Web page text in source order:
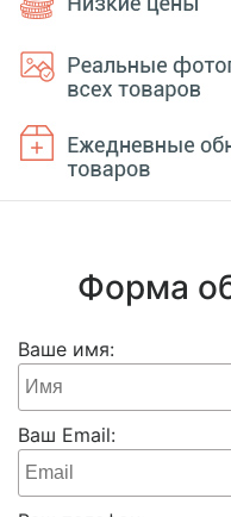
Форма
Ваше имя:
Ваш Email: